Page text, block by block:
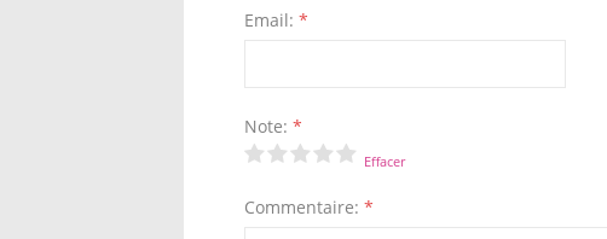
Email: *
Note: *
Effacer
Commentaire: *